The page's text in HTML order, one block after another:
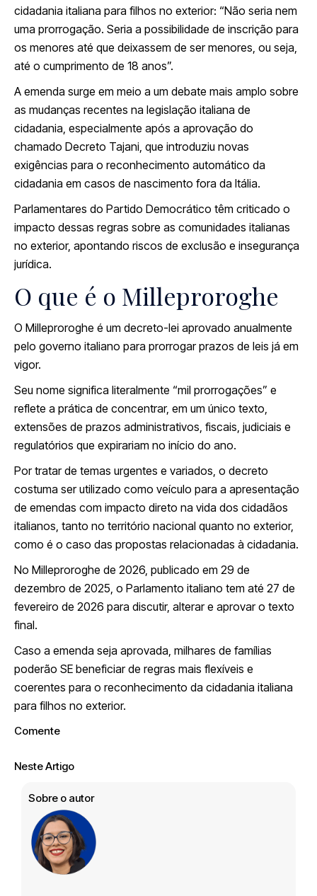
cidadania italiana para filhos no exterior: “Não seria nem
uma prorrogação. Seria a possibilidade de inscrição para
os menores até que deixassem de ser menores, ou seja,
até o cumprimento de 18 anos”.
A emenda surge em meio a um debate mais amplo sobre
as mudanças recentes na legislação italiana de
cidadania, especialmente após a aprovação do
chamado Decreto Tajani, que introduziu novas
exigências para o reconhecimento automático da
cidadania em casos de nascimento fora da Itália.
Parlamentares do Partido Democrático têm criticado o
impacto dessas regras sobre as comunidades italianas
no exterior, apontando riscos de exclusão e insegurança
jurídica.
O que é o Milleproroghe
O Milleproroghe é um decreto-lei aprovado anualmente
pelo governo italiano para prorrogar prazos de leis já em
vigor.
Seu nome significa literalmente “mil prorrogações” e
reflete a prática de concentrar, em um único texto,
extensões de prazos administrativos, fiscais, judiciais e
regulatórios que expirariam no início do ano.
Por tratar de temas urgentes e variados, o decreto
costuma ser utilizado como veículo para a apresentação
de emendas com impacto direto na vida dos cidadãos
italianos, tanto no território nacional quanto no exterior,
como é o caso das propostas relacionadas à cidadania.
No Milleproroghe de 2026, publicado em 29 de
dezembro de 2025, o Parlamento italiano tem até 27 de
fevereiro de 2026 para discutir, alterar e aprovar o texto
final.
Caso a emenda seja aprovada, milhares de famílias
poderão SE beneficiar de regras mais flexíveis e
coerentes para o reconhecimento da cidadania italiana
para filhos no exterior.
Comente
Neste Artigo
Sobre o autor